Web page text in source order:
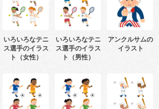
いろいろなテニ
ス選手のイラス
ト（女性）
いろいろなテニ
ス選手のイラス
ト（男性）
アンクルサムの
イラスト